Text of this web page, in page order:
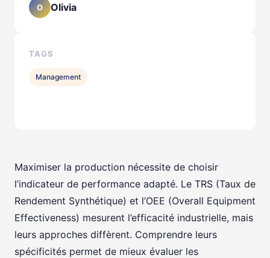
Maximiser la production nécessite de choisir
l’indicateur de performance adapté. Le TRS (Taux de
Rendement Synthétique) et l’OEE (Overall Equipment
Effectiveness) mesurent l’efficacité industrielle, mais
leurs approches diffèrent. Comprendre leurs
spécificités permet de mieux évaluer les
O Olivia
TAGS
Management